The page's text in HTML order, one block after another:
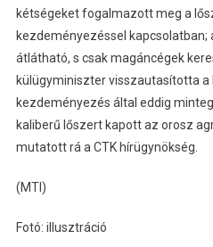
kétségeket fogalmazott meg a
kezdeményezéssel
átlátható, s csak magáncégek
külügyminiszter visszautasította a
kezdeményezés által eddig
kaliberű lőszert kapott az orosz
mutatott rá a CTK hírügynökség.
(MTI)
Fotó: illusztráció